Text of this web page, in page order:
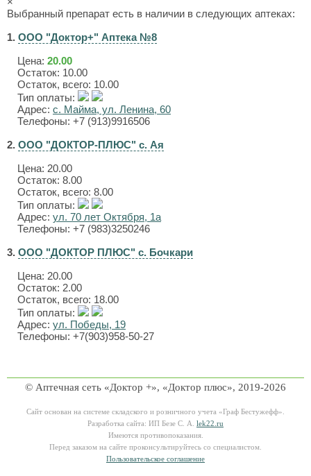
Выбранный препарат есть в наличии в следующих аптеках:
1. ООО "Доктор+" Аптека №8
Цена: 20.00
Остаток: 10.00
Остаток, всего: 10.00
Тип оплаты:
Адрес: с. Майма, ул. Ленина, 60
Телефоны: +7 (913)9916506
2. ООО "ДОКТОР-ПЛЮС" с. Ая
Цена: 20.00
Остаток: 8.00
Остаток, всего: 8.00
Тип оплаты:
Адрес: ул. 70 лет Октября, 1а
Телефоны: +7 (983)3250246
3. ООО "ДОКТОР ПЛЮС" с. Бочкари
Цена: 20.00
Остаток: 2.00
Остаток, всего: 18.00
Тип оплаты:
Адрес: ул. Победы, 19
Телефоны: +7(903)958-50-27
© Аптечная сеть «Доктор +», «Доктор плюс», 2019-2026
Сайт основан на системе складского и розничного учета «Граф Бестужефф».
Разработка сайта: ИП Безе С. А. lek22.ru
Имеются противопоказания.
Перед заказом на сайте проконсультируйтесь со специалистом.
Пользовательское соглашение